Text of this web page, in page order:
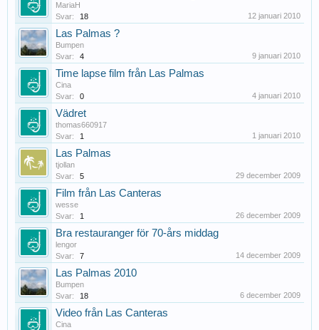
MariaH
Svar:
18 12 januari 2010
Las Palmas ?
Bumpen
Svar:
4 9 januari 2010
Time lapse film från Las Palmas
Cina
Svar:
0 4 januari 2010
Vädret
thomas660917
Svar:
1 1 januari 2010
Las Palmas
tjollan
Svar:
5 29 december 2009
Film från Las Canteras
wesse
Svar:
1 26 december 2009
Bra restauranger för 70-års middag
lengor
Svar:
7 14 december 2009
Las Palmas 2010
Bumpen
Svar:
18 6 december 2009
Video från Las Canteras
Cina